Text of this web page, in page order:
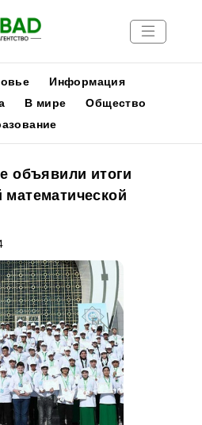
Информация
В мире
Общество
объявили итоги